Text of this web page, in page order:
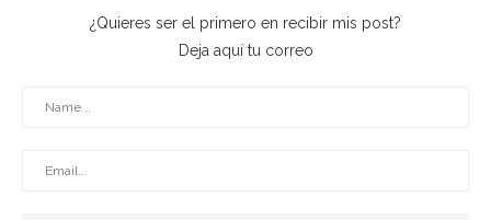
¿Quieres ser el primero en recibir mis post?
Deja aquí tu correo